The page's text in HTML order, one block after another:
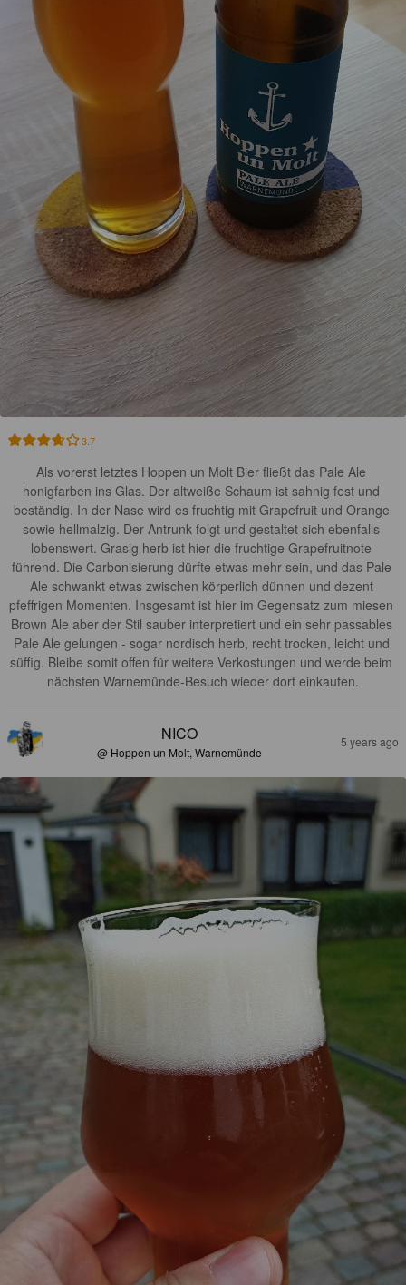
3.7
Als vorerst letztes Hoppen un Molt Bier fließt das Pale Ale
honigfarben ins Glas. Der altweiße Schaum ist sahnig fest und
beständig. In der Nase wird es fruchtig mit Grapefruit und Orange
sowie hellmalzig. Der Antrunk folgt und gestaltet sich ebenfalls
lobenswert. Grasig herb ist hier die fruchtige Grapefruitnote
führend. Die Carbonisierung dürfte etwas mehr sein, und das Pale
Ale schwankt etwas zwischen körperlich dünnen und dezent
pfeffrigen Momenten. Insgesamt ist hier im Gegensatz zum miesen
Brown Ale aber der Stil sauber interpretiert und ein sehr passables
Pale Ale gelungen - sogar nordisch herb, recht trocken, leicht und
süffig. Bleibe somit offen für weitere Verkostungen und werde beim
nächsten Warnemünde-Besuch wieder dort einkaufen.
NICO
@ Hoppen un Molt, Warnemünde
5 years ago